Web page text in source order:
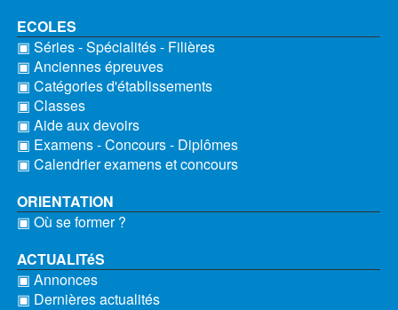
ECOLES
▣ Séries - Spécialités - Filières
▣ Anciennes épreuves
▣ Catégories d'établissements
▣ Classes
▣ Aide aux devoirs
▣ Examens - Concours - Diplômes
▣ Calendrier examens et concours
ORIENTATION
▣ Où se former ?
ACTUALITéS
▣ Annonces
▣ Dernières actualités